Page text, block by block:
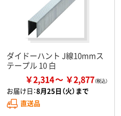
ダイドーハント J線10mmス
テープル 10 白
￥2,314 ￥2,877
お届け日：8月25日（火）まで
直送品